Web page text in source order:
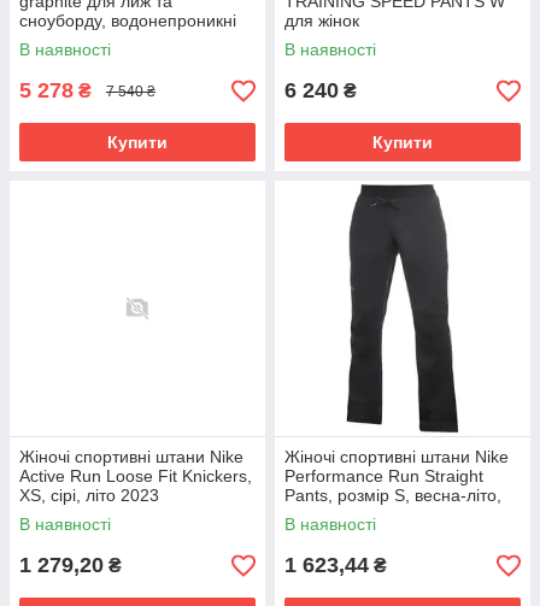
сноуборду, водонепроникні
20 000 мм
В наявності
5 278 ₴ 7 540 ₴
Купити
для жінок
В наявності
6 240 ₴
Купити
Жіночі спортивні штани Nike
Active Run Loose Fit Knickers,
XS, сірі, літо 2023
В наявності
1 279,20 ₴
Жіночі спортивні штани Nike
Performance Run Straight
Pants, розмір S, весна-літо,
колір сірий 1999
В наявності
1 623,44 ₴